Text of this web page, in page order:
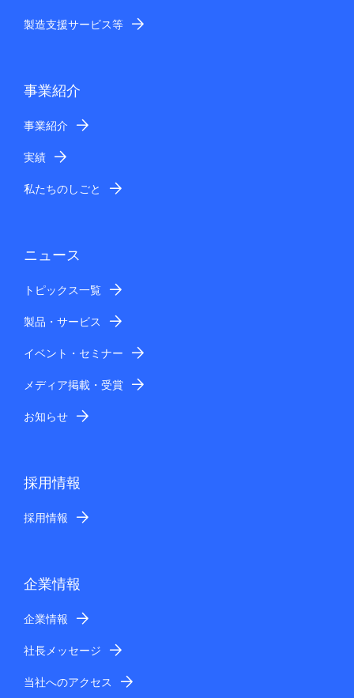
製造支援サービス等
事業紹介
事業紹介
実績
私たちのしごと
ニュース
トピックス一覧
製品・サービス
イベント・セミナー
メディア掲載・受賞
お知らせ
採用情報
採用情報
企業情報
企業情報
社長メッセージ
当社へのアクセス